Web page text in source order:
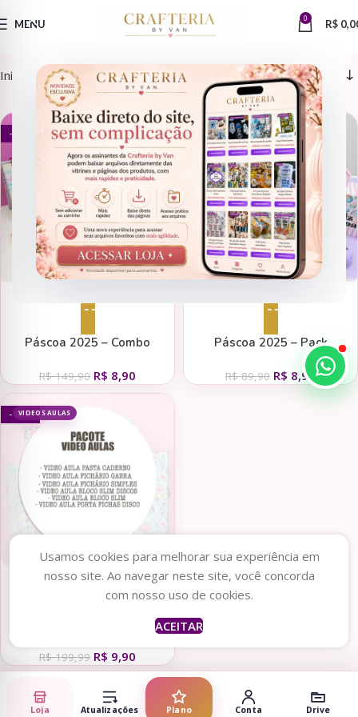
MENU 0 R$
Início Videos Aulas
DATAS COMEMORATIVAS
- 94%
Adicionar ao carrinho
Páscoa 2025 – Combo
R$149,90 R$ 8,90
ARQUIVOS DE CORTE
- 90%
Adicionar ao carrinho
Páscoa 2025 – Pack
Cartonagem + Video Aula
(Tita)
R$89,90 R$ 8,90
VIDEOS AULAS
- 95%
Adicionar ao carrinho
Aconchego – Video Aula
Encadernação (Tita)
R$199,99 R$ 9,90
Usamos cookies para melhorar sua experiência em
nosso site. Ao navegar neste site, você concorda
com nosso uso de cookies.
ACEITAR
Loja Atualizações Plano Conta Drive